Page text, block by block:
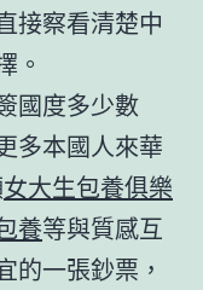
接察看清楚中
。
國度多少數
多本國人來華
女大生包養俱樂
養等與質感互
的一張鈔票，